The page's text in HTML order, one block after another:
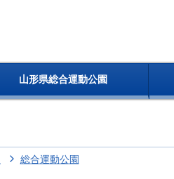
山形県総合運動公園
総合運動公園